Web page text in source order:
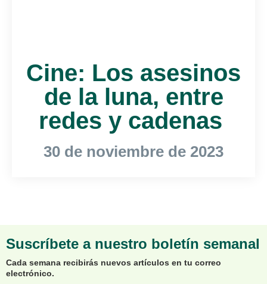
Cine: Los asesinos
de la luna, entre
redes y cadenas
30 de noviembre de 2023
Suscríbete a nuestro boletín semanal
Cada semana recibirás nuevos artículos en tu correo
electrónico.